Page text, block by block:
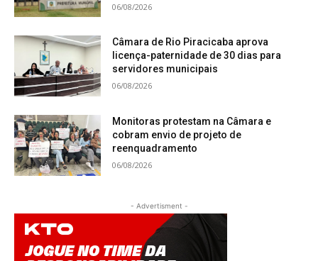
06/08/2026
Câmara de Rio Piracicaba aprova
licença-paternidade de 30 dias para
servidores municipais
06/08/2026
Monitoras protestam na Câmara e
cobram envio de projeto de
reenquadramento
06/08/2026
- Advertisment -